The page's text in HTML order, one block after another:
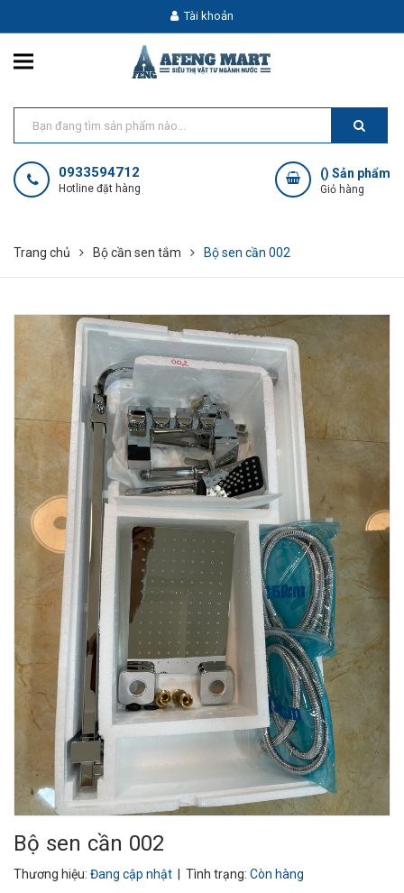
Tài khoản
0933594712
Hotline đặt hàng
() Sản phẩm
Giỏ hàng
Trang chủ Bộ cần sen tắm Bộ sen cần 002
Bộ sen cần 002
Thương hiệu: Đang cập nhật | Tình trạng: Còn hàng